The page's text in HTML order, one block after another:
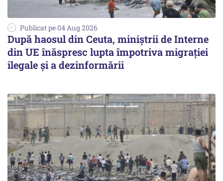
Publicat pe 04 Aug 2026
După haosul din Ceuta, miniștrii de Interne
din UE înăspresc lupta împotriva migrației
ilegale și a dezinformării